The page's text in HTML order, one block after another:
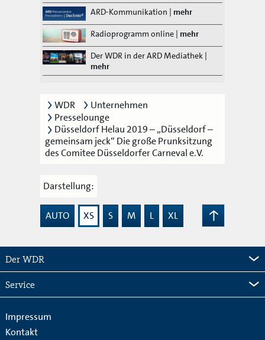
ARD-Kommunikation | mehr
Radioprogramm online | mehr
Der WDR in der ARD Mediathek |
mehr
WDR
Unternehmen
Presselounge
Düsseldorf Helau 2019 – „Düsseldorf –
gemeinsam jeck“ Die große Prunksitzung
des Comitee Düsseldorfer Carneval e.V.
Darstellung:
AUTO XS S M L
XL
Zum
Der WDR
Service
Impressum
Kontakt